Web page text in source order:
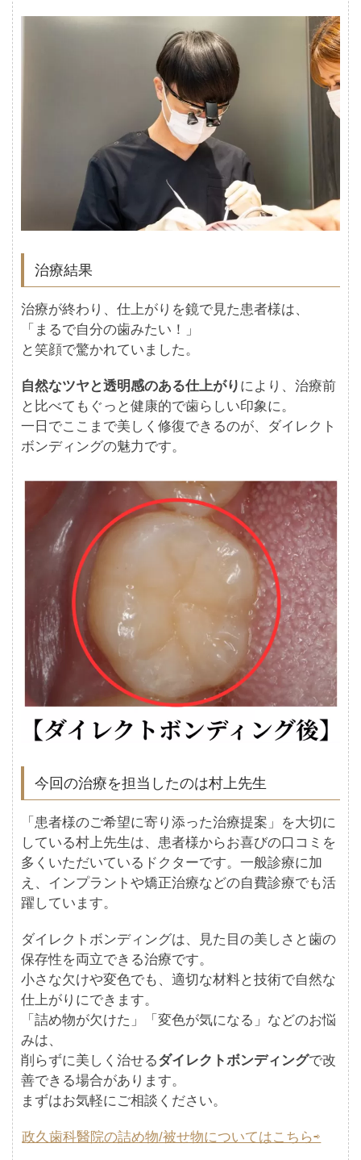
治療結果
治療が終わり、仕上がりを鏡で見た患者様は、
「まるで自分の歯みたい！」
と笑顔で驚かれていました。
自然なツヤと透明感のある仕上がり により、治療前
と比べてもぐっと健康的で歯らしい印象に。
一日でここまで美しく修復できるのが、ダイレクト
ボンディングの魅力です。
今回の治療を担当したのは村上先生
「患者様のご希望に寄り添った治療提案」を大切に
している村上先生は、患者様からお喜びの口コミを
多くいただいているドクターです。一般診療に加
え、インプラントや矯正治療などの自費診療でも活
躍しています。
ダイレクトボンディングは、見た目の美しさと歯の
保存性を両立できる治療です。
小さな欠けや変色でも、適切な材料と技術で自然な
仕上がりにできます。
「詰め物が欠けた」「変色が気になる」などのお悩
みは、
削らずに美しく治せるダイレクトボンディングで改
善できる場合があります。
まずはお気軽にご相談ください。
政久歯科醫院の詰め物/被せ物についてはこちら⇨